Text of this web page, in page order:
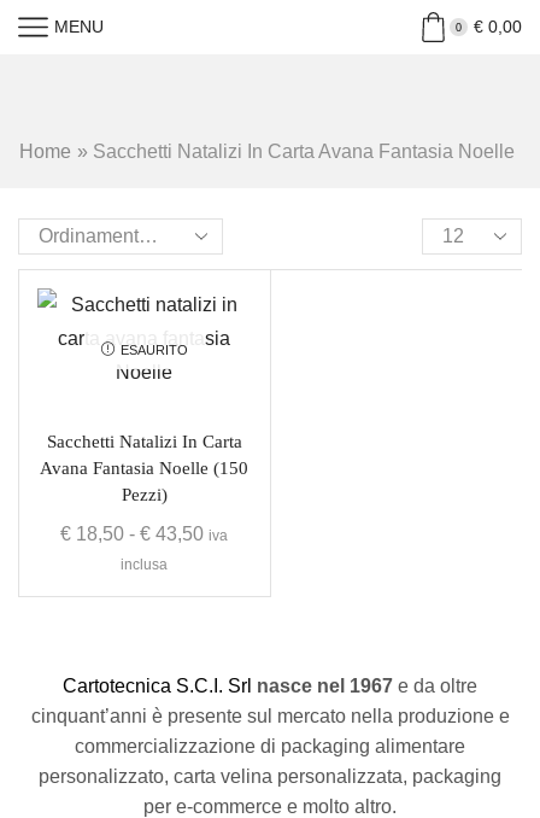
MENU 0 €0,00
Home » Sacchetti Natalizi In Carta Avana Fantasia Noelle
ESAURITO
Sacchetti Natalizi In Carta
Avana Fantasia Noelle (150
Pezzi)
€ 18,50 - € 43,50 iva
inclusa
Cartotecnica S.C.I. Srl nasce nel 1967 e da oltre
cinquant’anni è presente sul mercato nella produzione e
commercializzazione di packaging alimentare
personalizzato, carta velina personalizzata, packaging
per e-commerce e molto altro.